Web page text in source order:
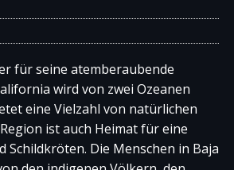
für seine atemberaubende
wird von zwei Ozeanen
eine Vielzahl von natürlichen
ist auch Heimat für eine
Die Menschen in Baja